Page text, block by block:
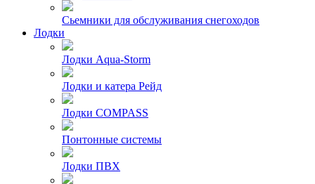
Сьемники для обслуживания снегоходов
Лодки
Лодки Aqua-Storm
Лодки и катера Рейд
Лодки COMPASS
Понтонные системы
Лодки ПВХ